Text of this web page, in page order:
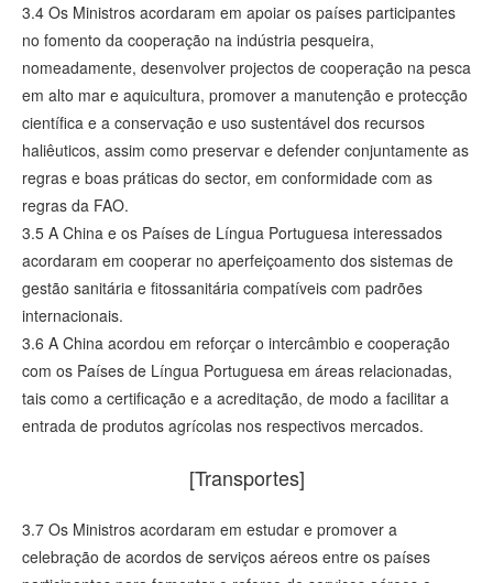
3.4 Os Ministros acordaram em apoiar os países participantes
no fomento da cooperação na indústria pesqueira,
nomeadamente, desenvolver projectos de cooperação na pesca
em alto mar e aquicultura, promover a manutenção e protecção
científica e a conservação e uso sustentável dos recursos
haliêuticos, assim como preservar e defender conjuntamente as
regras e boas práticas do sector, em conformidade com as
regras da FAO.
3.5 A China e os Países de Língua Portuguesa interessados
acordaram em cooperar no aperfeiçoamento dos sistemas de
gestão sanitária e fitossanitária compatíveis com padrões
internacionais.
3.6 A China acordou em reforçar o intercâmbio e cooperação
com os Países de Língua Portuguesa em áreas relacionadas,
tais como a certificação e a acreditação, de modo a facilitar a
entrada de produtos agrícolas nos respectivos mercados.
[Transportes]
3.7 Os Ministros acordaram em estudar e promover a
celebração de acordos de serviços aéreos entre os países